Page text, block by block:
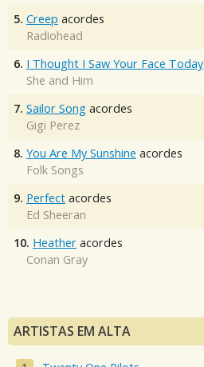
5. Creep acordes
Radiohead
6. I Thought I Saw Your Face Today
She and Him
7. Sailor Song acordes
Gigi Perez
8. You Are My Sunshine acordes
Folk Songs
9. Perfect acordes
Ed Sheeran
10. Heather acordes
Conan Gray
ARTISTAS EM ALTA